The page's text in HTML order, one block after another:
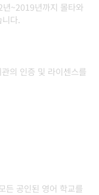
~2019년까지 몰타와
다.
의 인증 및 라이센스를
든 공인된 영어 학교를